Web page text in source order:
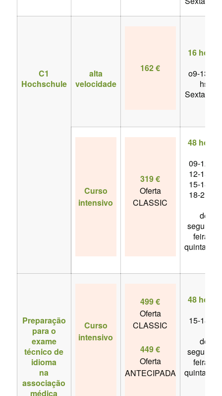
C1
Hochschule
alta
velocidade
162 €
16 horas
o9-13.20
hs
Sexta-
Curso
intensivo
319 €
Oferta
CLASSIC
48 horas
09-12 hs
12-15 hs
15-18 hs
18-21 hs
de
segunda-
feira a
quinta-
Preparação
para o
exame
técnico de
idioma
na
associação
médica
Curso
intensivo
499 €
Oferta
CLASSIC
449 €
Oferta
ANTECIPADA
48 horas
15-18 hs
de
segunda-
feira a
quinta-